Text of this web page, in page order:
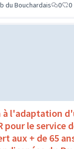
du Bouchardais 0 0
à l'adaptation
pour le service
aux + de 65